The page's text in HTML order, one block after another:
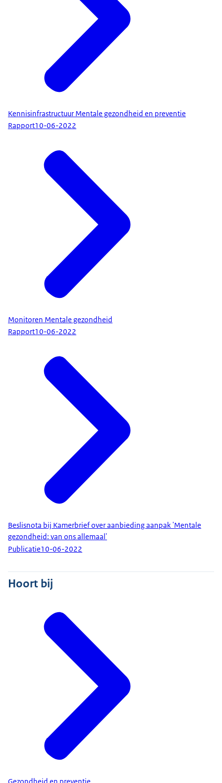
Kennisinfrastructuur Mentale gezondheid en preventie
Rapport10-06-2022
Monitoren Mentale gezondheid
Rapport10-06-2022
Beslisnota bij Kamerbrief over aanbieding aanpak 'Mentale
gezondheid: van ons allemaal'
Publicatie10-06-2022
Hoort bij